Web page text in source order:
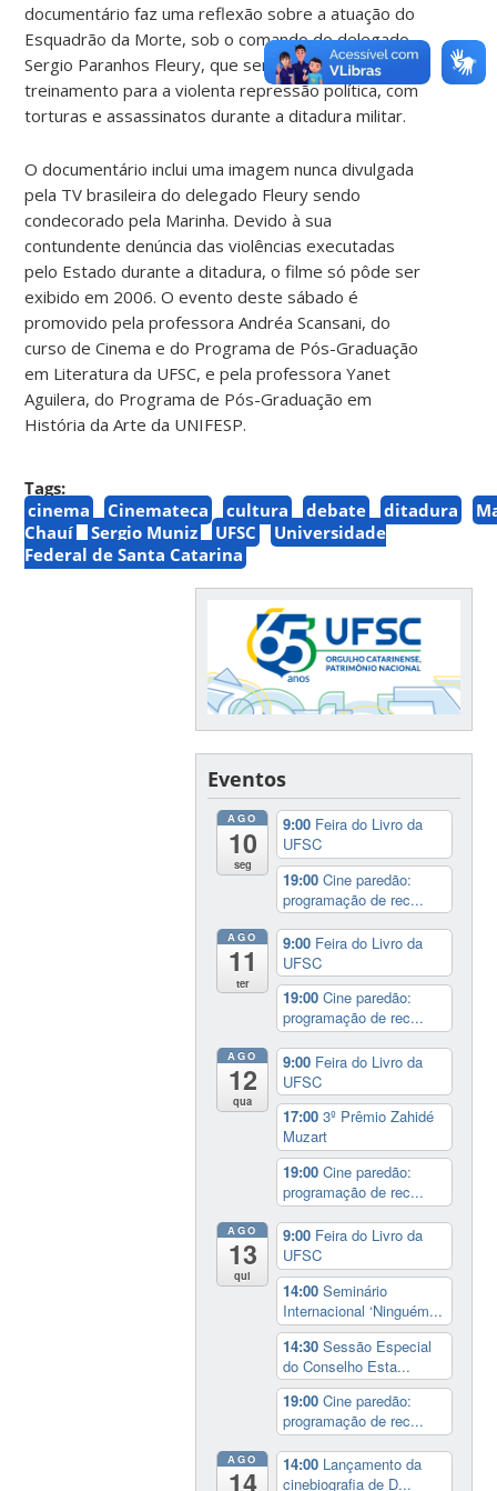
documentário faz uma reflexão sobre a atuação do
Esquadrão da Morte, sob o comando do delegado
Sergio Paranhos Fleury, que serviu de guia e
treinamento para a violenta repressão política, com
torturas e assassinatos durante a ditadura militar.
O documentário inclui uma imagem nunca divulgada
pela TV brasileira do delegado Fleury sendo
condecorado pela Marinha. Devido à sua
contundente denúncia das violências executadas
pelo Estado durante a ditadura, o filme só pôde ser
exibido em 2006. O evento deste sábado é
promovido pela professora Andréa Scansani, do
curso de Cinema e do Programa de Pós-Graduação
em Literatura da UFSC, e pela professora Yanet
Aguilera, do Programa de Pós-Graduação em
História da Arte da UNIFESP.
Tags:
cinema
Cinemateca cultura debate ditadura
Chauí
Sergio Muniz UFSC
Universidade
Federal de Santa Catarina
Eventos
AGO
10
seg
9:00 Feira do Livro da
UFSC
19:00Cine paredão:
programação de rec...
AGO
11
ter
9:00 Feira do Livro da
UFSC
19:00Cine paredão:
programação de rec...
AGO
12
qua
9:00 Feira do Livro da
UFSC
17:003º Prêmio Zahidé
Muzart
19:00Cine paredão:
programação de rec...
AGO
13
qui
9:00 Feira do Livro da
UFSC
14:00Seminário
Internacional ‘Ninguém...
14:30Sessão Especial
do Conselho Esta...
19:00Cine paredão:
programação de rec...
AGO
14
14:00 Lançamento da
cinebiografia de D...